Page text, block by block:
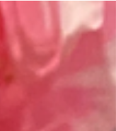
på arbejdet og idag